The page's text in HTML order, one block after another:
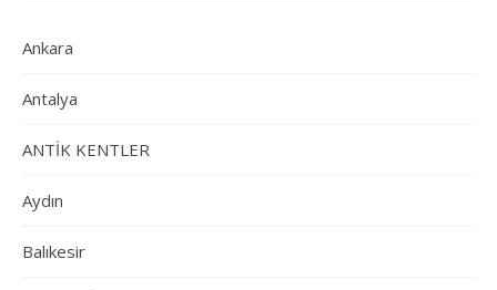
Ankara
Antalya
ANTİK KENTLER
Aydın
Balıkesir